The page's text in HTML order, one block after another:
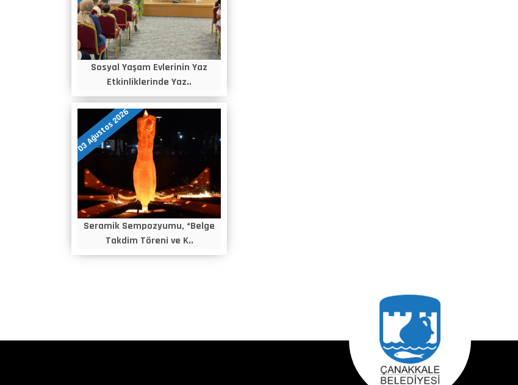
Sosyal Yaşam Evlerinin Yaz
Etkinliklerinde Yaz..
03 Ağustos 2026
Seramik Sempozyumu, “Belge
Takdim Töreni ve K..